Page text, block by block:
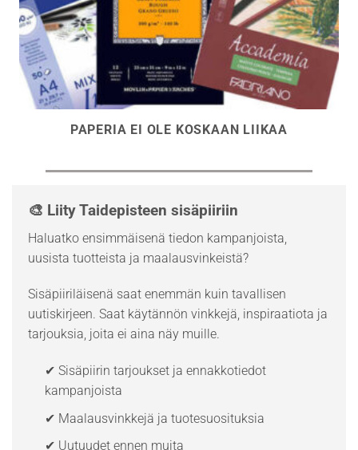
PAPERIA EI OLE KOSKAAN LIIKAA
🎨 Liity Taidepisteen sisäpiiriin
Haluatko ensimmäisenä tiedon kampanjoista,
uusista tuotteista ja maalausvinkeistä?
Sisäpiiriläisenä saat enemmän kuin tavallisen
uutiskirjeen. Saat käytännön vinkkejä, inspiraatiota ja
tarjouksia, joita ei aina näy muille.
✔ Sisäpiirin tarjoukset ja ennakkotiedot
kampanjoista
✔ Maalausvinkkejä ja tuotesuosituksia
✔ Uutuudet ennen muita